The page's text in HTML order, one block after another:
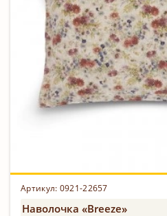
Артикул: 0921-22657
Наволочка «Breeze»